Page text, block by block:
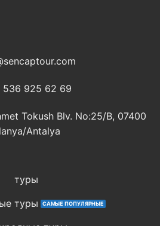
536 925 62 69
Tokush Blv. No:25/B, 07400
Antalya
туры
туры